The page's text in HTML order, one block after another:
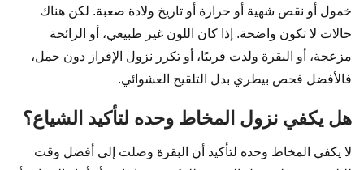
خمول أو نقص شهية أو حرارة أو تاريخ ولادة صعبة. لكن هناك
حالات لا تكون واضحة. إذا كان اللون غير طبيعي، أو الرائحة
مزعجة، أو البقرة ولدت قريبًا، أو تكرر نزول الإفراز دون حمل،
فالأفضل فحص بيطري بدل التلقيح العشوائي.
هل يكفي نزول المخاط وحده لتأكيد الشياع؟
لا يكفي المخاط وحده لتأكيد أن البقرة وصلت إلى أفضل وقت